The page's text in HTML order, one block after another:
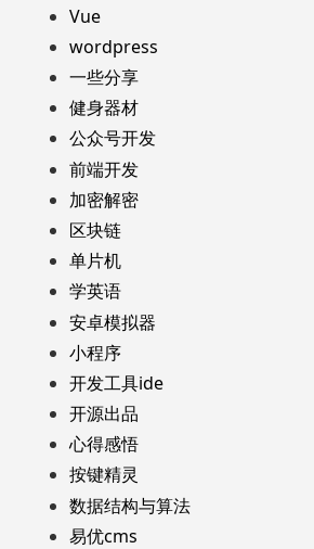
Vue
wordpress
一些分享
健身器材
公众号开发
前端开发
加密解密
区块链
单片机
学英语
安卓模拟器
小程序
开发工具ide
开源出品
心得感悟
按键精灵
数据结构与算法
易优cms